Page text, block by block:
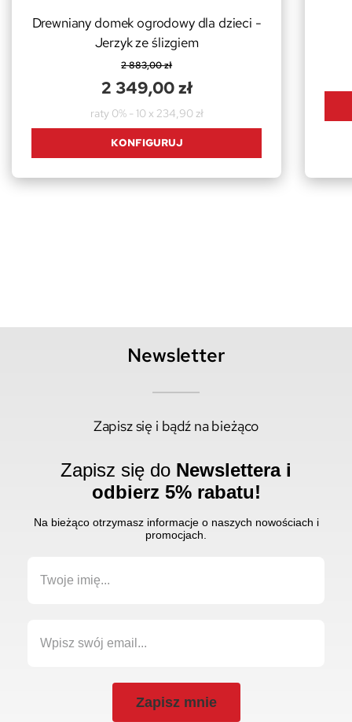
Drewniany domek ogrodowy dla dzieci -
Jerzyk ze ślizgiem
2 883,00 zł
2 349,00 zł
raty 0% - 10 x 234,90 zł
KONFIGURUJ
Newsletter
Zapisz się i bądź na bieżąco
Zapisz się do Newslettera i
odbierz 5% rabatu!
Na bieżąco otrzymasz informacje o naszych nowościach i
promocjach.
Zapisz mnie